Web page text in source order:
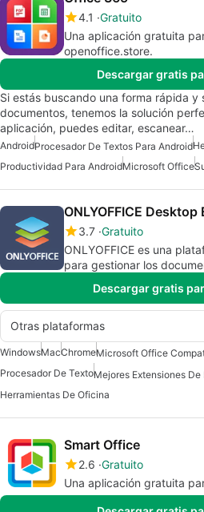
4.1 Gratuito
Una aplicación gratuita
openoffice.store.
Descargar gratis
Si estás buscando una forma rápida y
documentos, tenemos la solución
aplicación, puedes editar, escanear…
AndroidProcesador De Textos Para Android
Productividad Para AndroidMicrosoft Office
ONLYOFFICE Desktop
3.7 Gratuito
ONLYOFFICE es una
para gestionar los
Descargar gratis
Otras plataformas
WindowsMacChrome
Procesador De Texto
Herramientas De Oficina
Smart Office
2.6 Gratuito
Una aplicación gratuita